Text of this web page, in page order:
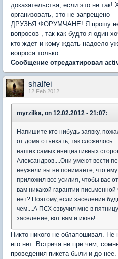
доказательства, если это не так!
организовать, это не запрещено
ДРУЗЬЯ ФОРУМЧАНЕ! Я прошу не
вопросов , так как-будто я один
кто ждет и кому ждать надоело
вопроса только
Сообщение отредактировал
shalfei
12 Feb 2012
myrzilka, on 12.02.2012 - 21:07:
Напишите кто нибудь заявку,
от дома отъехать, так
наших самых инициативных
Александров....Они умеют вести
неужели вы не понимаете, что
приложил все усилия, чтобы вас
вам никакой гарантии
нет? Поэтому, если заселение
чем....А ПСХ озвучил мне в
заселение, вот вам и июнь!
Никто никого не облапошивал. Не
его нет. Встреча ни при чем,
проведения пикета были и до